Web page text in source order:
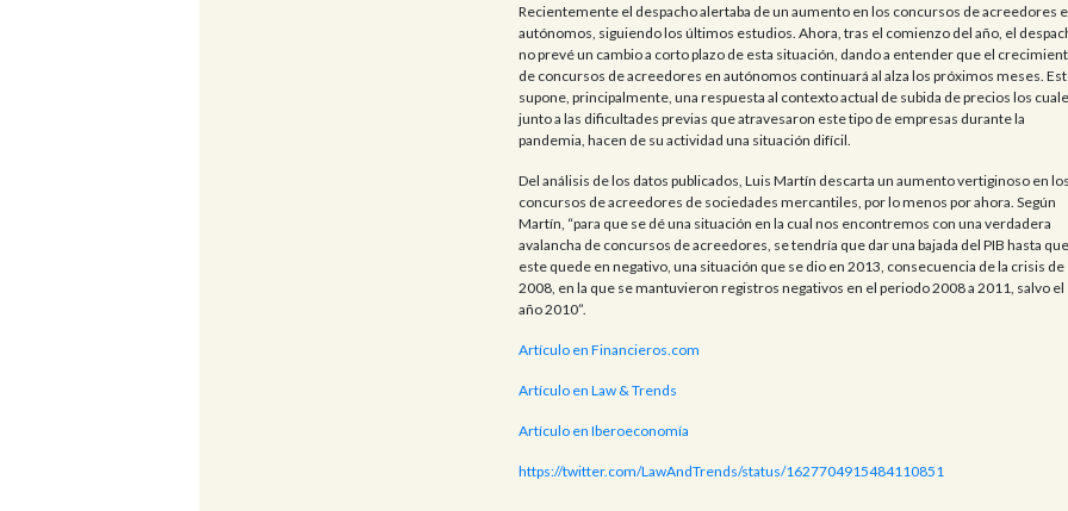
Recientemente el despacho alertaba de un aumento en los concursos de acreedores
autónomos, siguiendo los últimos estudios. Ahora, tras el comienzo del año, el
no prevé un cambio a corto plazo de esta situación, dando a entender que el
de concursos de acreedores en autónomos continuará al alza los próximos meses.
supone, principalmente, una respuesta al contexto actual de subida de precios los
junto a las dificultades previas que atravesaron este tipo de empresas durante la
pandemia, hacen de su actividad una situación difícil.
Del análisis de los datos publicados, Luis Martín descarta un aumento vertiginoso en los
concursos de acreedores de sociedades mercantiles, por lo menos por ahora. Según
Martín, “para que se dé una situación en la cual nos encontremos con una verdadera
avalancha de concursos de acreedores, se tendría que dar una bajada del PIB hasta que
este quede en negativo, una situación que se dio en 2013, consecuencia de la crisis de
2008, en la que se mantuvieron registros negativos en el periodo 2008 a 2011, salvo el
año 2010”.
Artículo en Financieros.com
Artículo en Law & Trends
Artículo en Iberoeconomía
https://twitter.com/LawAndTrends/status/1627704915484110851